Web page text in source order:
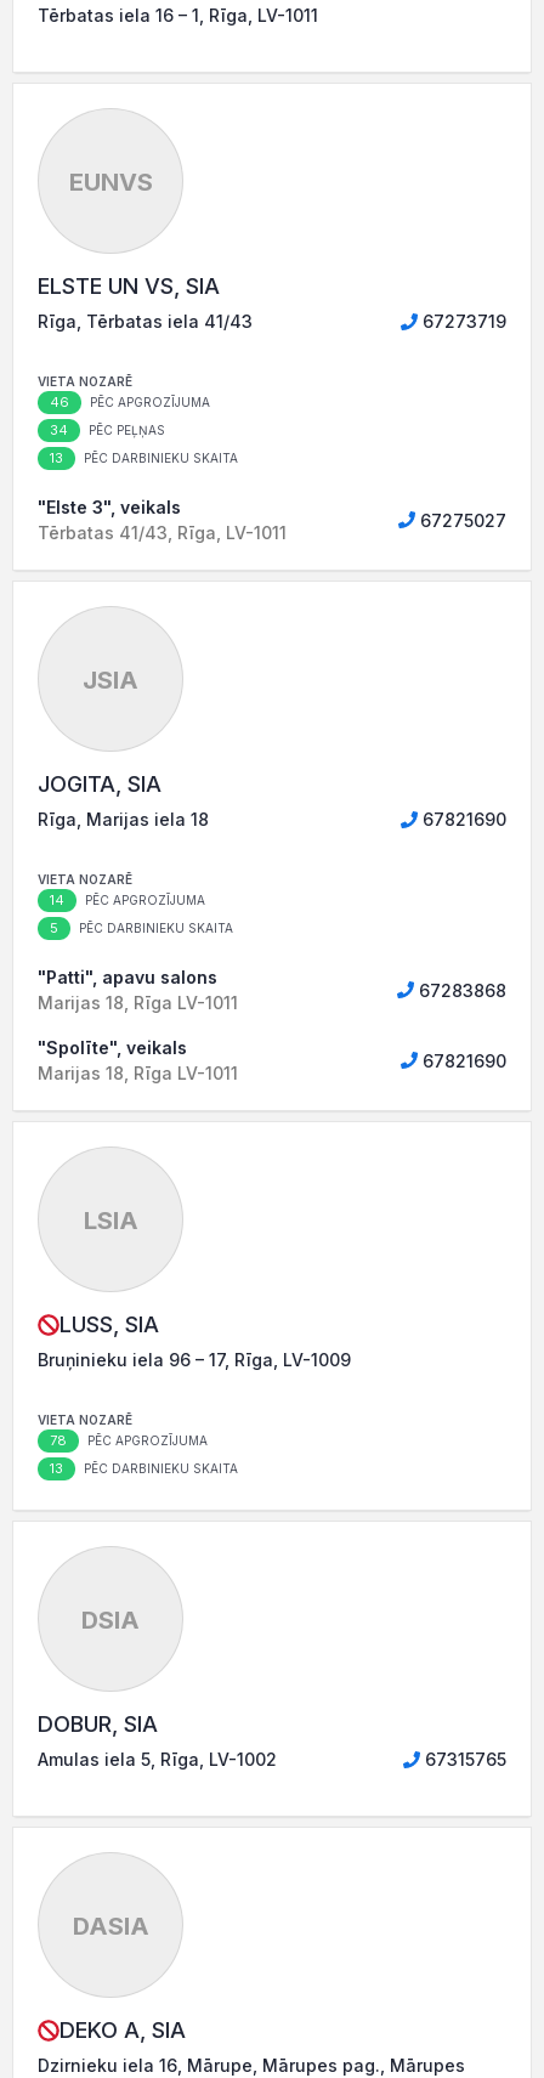
Tērbatas iela 16 – 1, Rīga, LV-1011
EUNVS
ELSTE UN VS, SIA
Rīga, Tērbatas iela 41/43 67273719
VIETA NOZARĒ
46 PĒC APGROZĪJUMA
34 PĒC PEĻŅAS
13 PĒC DARBINIEKU SKAITA
"Elste 3", veikals
Tērbatas 41/43, Rīga, LV-1011
67275027
JSIA
JOGITA, SIA
Rīga, Marijas iela 18 67821690
VIETA NOZARĒ
14 PĒC APGROZĪJUMA
5 PĒC DARBINIEKU SKAITA
"Patti", apavu salons
Marijas 18, Rīga LV-1011
67283868
"Spolīte", veikals
Marijas 18, Rīga LV-1011
67821690
LSIA
LUSS, SIA
Bruņinieku iela 96 – 17, Rīga, LV-1009
VIETA NOZARĒ
78 PĒC APGROZĪJUMA
13 PĒC DARBINIEKU SKAITA
DSIA
DOBUR, SIA
Amulas iela 5, Rīga, LV-1002 67315765
DASIA
DEKO A, SIA
Dzirnieku iela 16, Mārupe, Mārupes pag., Mārupes